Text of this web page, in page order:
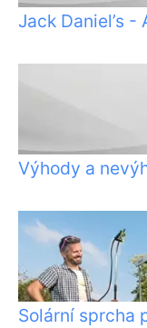
Jack Daniel’s -
Výhody a
Solární sprcha